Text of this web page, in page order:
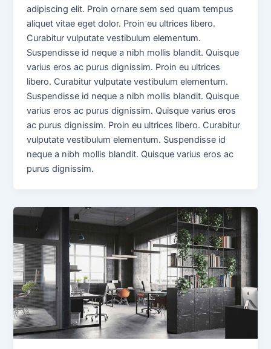
adipiscing elit. Proin ornare sem sed quam tempus
aliquet vitae eget dolor. Proin eu ultrices libero.
Curabitur vulputate vestibulum elementum.
Suspendisse id neque a nibh mollis blandit. Quisque
varius eros ac purus dignissim. Proin eu ultrices
libero. Curabitur vulputate vestibulum elementum.
Suspendisse id neque a nibh mollis blandit. Quisque
varius eros ac purus dignissim. Quisque varius eros
ac purus dignissim. Proin eu ultrices libero. Curabitur
vulputate vestibulum elementum. Suspendisse id
neque a nibh mollis blandit. Quisque varius eros ac
purus dignissim.